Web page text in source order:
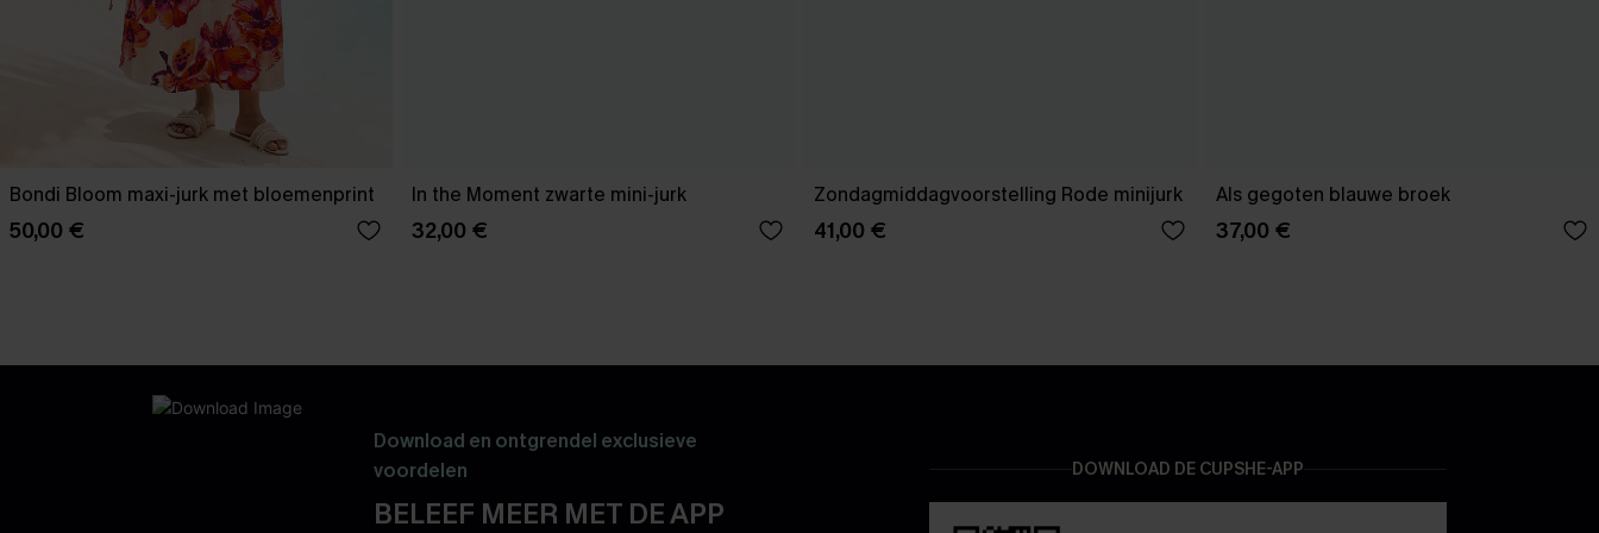
Bondi Bloom maxi-jurk met bloemenprint
50,00 €
In the Moment zwarte mini-jurk
32,00 €
Zondagmiddagvoorstelling Rode minijurk
41,00 €
Als gegoten blauwe broek
37,00 €
Download en ontgrendel exclusieve
voordelen
BELEEF MEER MET DE APP
DOWNLOAD DE CUPSHE-APP